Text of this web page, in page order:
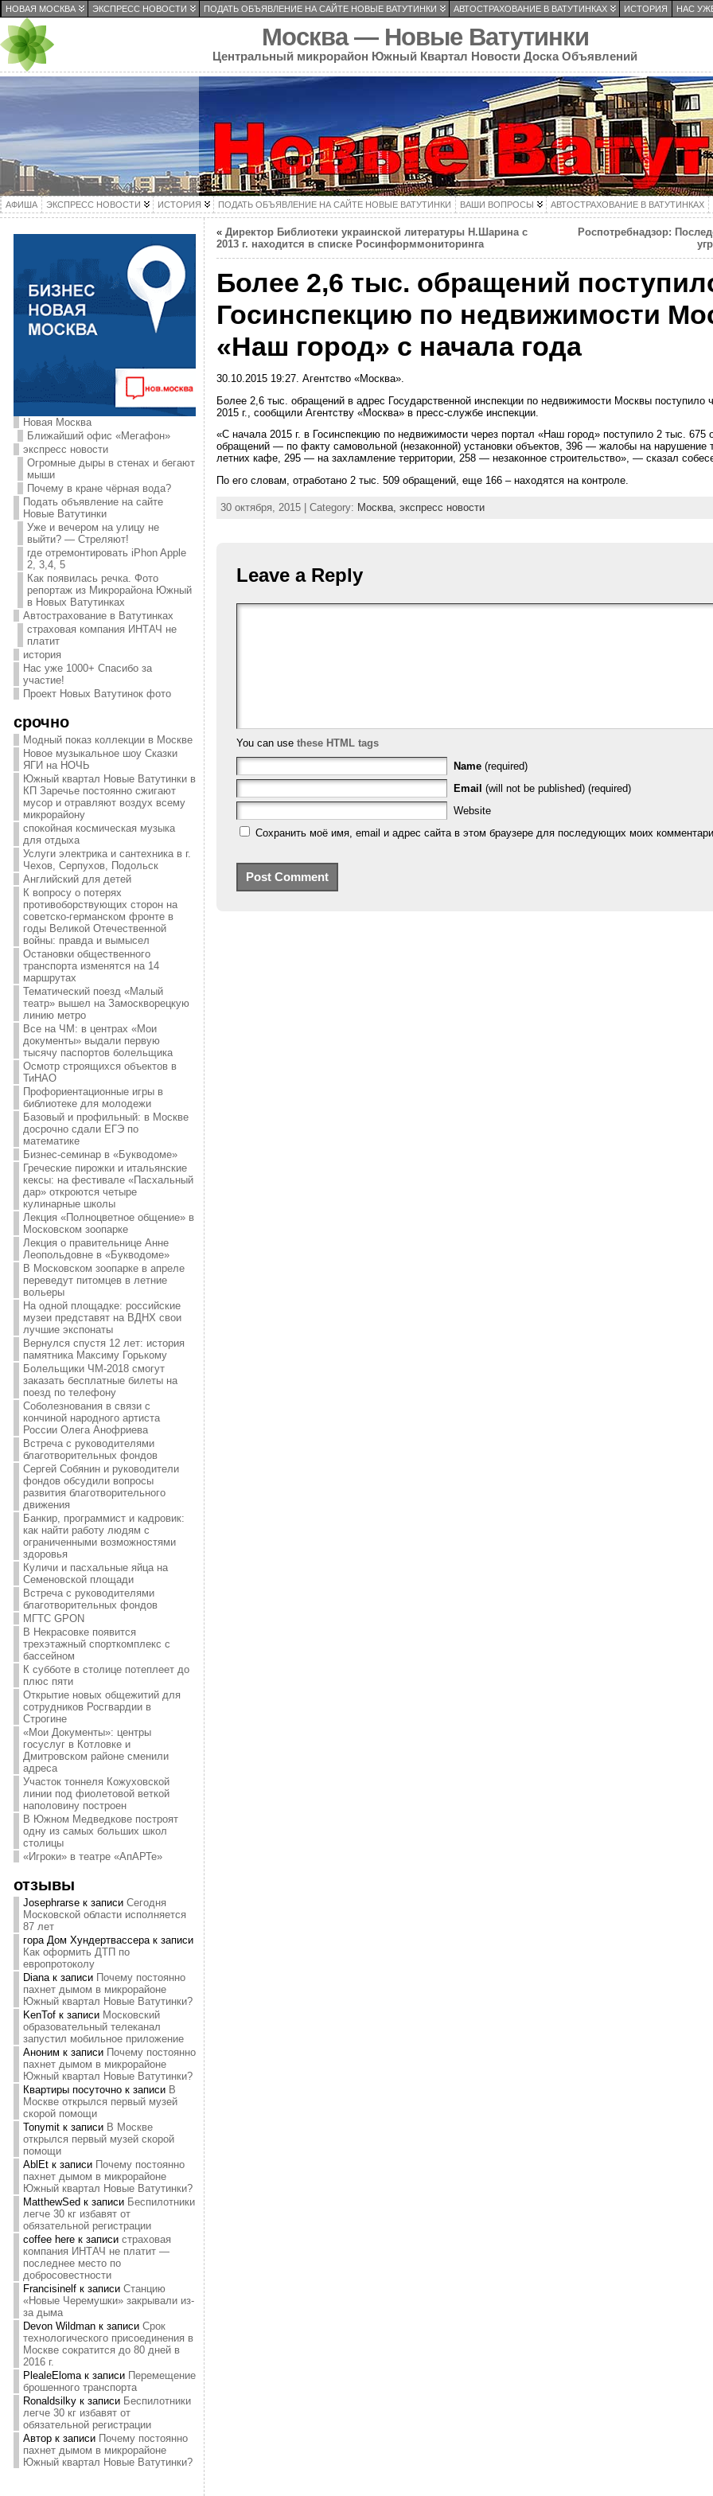
НОВАЯ МОСКВА ЭКСПРЕСС НОВОСТИ ПОДАТЬ ОБЪЯВЛЕНИЕ НА САЙТЕ НОВЫЕ ВАТУТИНКИ АВТОСТРАХОВАНИЕ В ВАТУТИНКАХ ИСТОРИЯ НАС
Москва — Новые Ватутинки
Центральный микрорайон Южный Квартал Новости Доска Объявлений
АФИША ЭКСПРЕСС НОВОСТИ ИСТОРИЯ ПОДАТЬ ОБЪЯВЛЕНИЕ НА САЙТЕ НОВЫЕ ВАТУТИНКИ ВАШИ ВОПРОСЫ АВТОСТРАХОВАНИЕ В ВАТУТИНКАХ
Новая Москва
Ближайший офис «Мегафон»
экспресс новости
Огромные дыры в стенах и бегают
мыши
Почему в кране чёрная вода?
Подать объявление на сайте
Новые Ватутинки
Уже и вечером на улицу не
выйти? — Стреляют!
где отремонтировать iPhon Apple
2, 3,4, 5
Как появилась речка. Фото
репортаж из Микрорайона Южный
в Новых Ватутинках
Автострахование в Ватутинках
страховая компания ИНТАЧ не
платит
история
Нас уже 1000+ Спасибо за
участие!
Проект Новых Ватутинок фото
срочно
Модный показ коллекции в Москве
Новое музыкальное шоу Сказки
ЯГИ на НОЧЬ
Южный квартал Новые Ватутинки в
КП Заречье постоянно сжигают
мусор и отравляют воздух всему
микрорайону
спокойная космическая музыка
для отдыха
Услуги электрика и сантехника в г.
Чехов, Серпухов, Подольск
Английский для детей
К вопросу о потерях
противоборствующих сторон на
советско-германском фронте в
годы Великой Отечественной
войны: правда и вымысел
Остановки общественного
транспорта изменятся на 14
маршрутах
Тематический поезд «Малый
театр» вышел на Замоскворецкую
линию метро
Все на ЧМ: в центрах «Мои
документы» выдали первую
тысячу паспортов болельщика
Осмотр строящихся объектов в
ТиНАО
Профориентационные игры в
библиотеке для молодежи
Базовый и профильный: в Москве
досрочно сдали ЕГЭ по
математике
Бизнес-семинар в «Букводоме»
Греческие пирожки и итальянские
кексы: на фестивале «Пасхальный
дар» откроются четыре
кулинарные школы
Лекция «Полноцветное общение» в
Московском зоопарке
Лекция о правительнице Анне
Леопольдовне в «Букводоме»
В Московском зоопарке в апреле
переведут питомцев в летние
вольеры
На одной площадке: российские
музеи представят на ВДНХ свои
лучшие экспонаты
Вернулся спустя 12 лет: история
памятника Максиму Горькому
Болельщики ЧМ-2018 смогут
заказать бесплатные билеты на
поезд по телефону
Соболезнования в связи с
кончиной народного артиста
России Олега Анофриева
Встреча с руководителями
благотворительных фондов
Сергей Собянин и руководители
фондов обсудили вопросы
развития благотворительного
движения
Банкир, программист и кадровик:
как найти работу людям с
ограниченными возможностями
здоровья
Куличи и пасхальные яйца на
Семеновской площади
Встреча с руководителями
благотворительных фондов
МГТС GPON
В Некрасовке появится
трехэтажный спорткомплекс с
бассейном
К субботе в столице потеплеет до
плюс пяти
Открытие новых общежитий для
сотрудников Росгвардии в
Строгине
«Мои Документы»: центры
госуслуг в Котловке и
Дмитровском районе сменили
адреса
Участок тоннеля Кожуховской
линии под фиолетовой веткой
наполовину построен
В Южном Медведкове построят
одну из самых больших школ
столицы
«Игроки» в театре «АпАРТе»
отзывы
Josephrarseк записи Сегодня
Московской области исполняется
87 лет
гора Дом Хундертвассерак записи
Как оформить ДТП по
европротоколу
Dianaк записи Почему постоянно
пахнет дымом в микрорайоне
Южный квартал Новые Ватутинки?
KenTofк записи Московский
образовательный телеканал
запустил мобильное приложение
Аноним к записи Почему постоянно
пахнет дымом в микрорайоне
Южный квартал Новые Ватутинки?
Квартиры посуточнок записи В
Москве открылся первый музей
скорой помощи
Tonymitк записи В Москве
открылся первый музей скорой
помощи
AblEtк записи Почему постоянно
пахнет дымом в микрорайоне
Южный квартал Новые Ватутинки?
MatthewSed к записи Беспилотники
легче 30 кг избавят от
обязательной регистрации
coffee hereк записи страховая
компания ИНТАЧ не платит —
последнее место по
добросовестности
Francisinelfк записи Станцию
«Новые Черемушки» закрывали из-
за дыма
Devon Wildmanк записи Срок
технологического присоединения в
Москве сократится до 80 дней в
2016 г.
PlealeElomaк записи Перемещение
брошенного транспорта
Ronaldsilkyк записи Беспилотники
легче 30 кг избавят от
обязательной регистрации
Авторк записи Почему постоянно
пахнет дымом в микрорайоне
Южный квартал Новые Ватутинки?
« Директор Библиотеки украинской литературы Н.Шарина с
2013 г. находится в списке Росинформмониторинга
Роспотребнадзор:
Более 2,6 тыс. обращений
Госинспекцию по недвижимости
«Наш город» с начала года
30.10.2015 19:27. Агентство «Москва».
Более 2,6 тыс. обращений в адрес Государственной инспекции по недвижимости Москвы поступило
2015 г., сообщили Агентству «Москва» в пресс-службе инспекции.
«С начала 2015 г. в Госинспекцию по недвижимости через портал «Наш город» поступило 2 тыс.
обращений — по факту самовольной (незаконной) установки объектов, 396 — жалобы на нарушение
летних кафе, 295 — на захламление территории, 258 — незаконное строительство», — сказал
По его словам, отработано 2 тыс. 509 обращений, еще 166 – находятся на контроле.
30 октября, 2015 | Category: Москва, экспресс новости
Leave a Reply
You can use these HTML tags
Name (required)
Email (will not be published) (required)
Website
Сохранить моё имя, email и адрес сайта в этом браузере для последующих моих